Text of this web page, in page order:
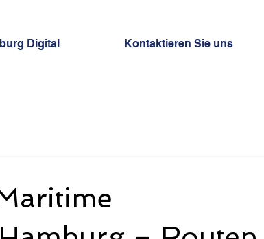
Digital Kontaktieren Sie uns